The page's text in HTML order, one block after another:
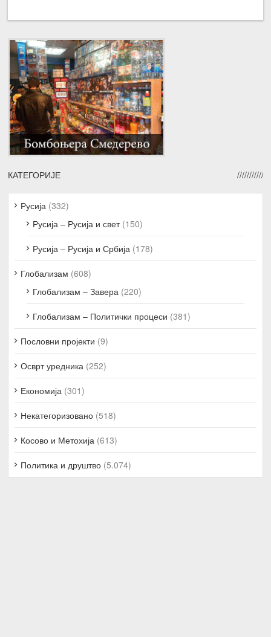
КАТЕГОРИЈЕ
Русија (332)
Русија – Русија и свет(150)
Русија – Русија и Србија (178)
Глобализам (608)
Глобализам – Завера (220)
Глобализам – Политички процеси (381)
Пословни пројекти (9)
Осврт уредника (252)
Економија (301)
Некатегоризовано (518)
Косово и Метохија (613)
Политика и друштво (5.074)